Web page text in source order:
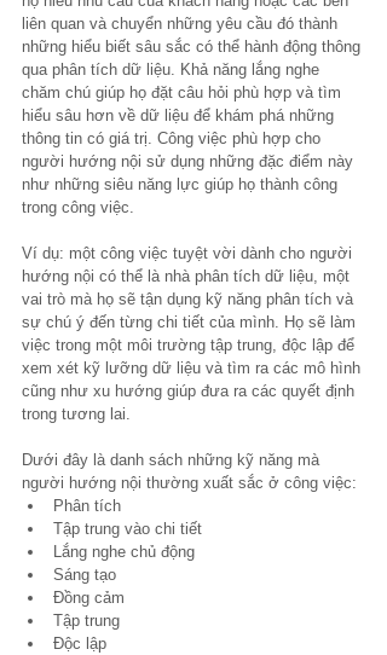
liên quan và chuyển những yêu cầu đó thành
những hiểu biết sâu sắc có thể hành động thông
qua phân tích dữ liệu. Khả năng lắng nghe
chăm chú giúp họ đặt câu hỏi phù hợp và tìm
hiểu sâu hơn về dữ liệu để khám phá những
thông tin có giá trị. Công việc phù hợp cho
người hướng nội sử dụng những đặc điểm này
như những siêu năng lực giúp họ thành công
trong công việc.
Ví dụ: một công việc tuyệt vời dành cho người
hướng nội có thể là nhà phân tích dữ liệu, một
vai trò mà họ sẽ tận dụng kỹ năng phân tích và
sự chú ý đến từng chi tiết của mình. Họ sẽ làm
việc trong một môi trường tập trung, độc lập để
xem xét kỹ lưỡng dữ liệu và tìm ra các mô hình
cũng như xu hướng giúp đưa ra các quyết định
trong tương lai.
Dưới đây là danh sách những kỹ năng mà
người hướng nội thường xuất sắc ở công việc:
Phân tích
Tập trung vào chi tiết
Lắng nghe chủ động
Sáng tạo
Đồng cảm
Tập trung
Độc lập